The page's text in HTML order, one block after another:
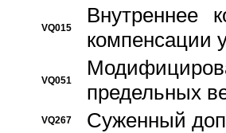
VQ015
Bнутреннее
компенсации
VQ051
предельных
VQ267 Суженный